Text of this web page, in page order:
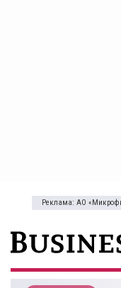
Реклама: АО